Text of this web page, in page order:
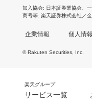
加入協会 日本証券業協会、
商号等 楽天証券株式会社／
企業情報 個人情
© Rakuten Securities, Inc.
楽天グループ
サービス一覧